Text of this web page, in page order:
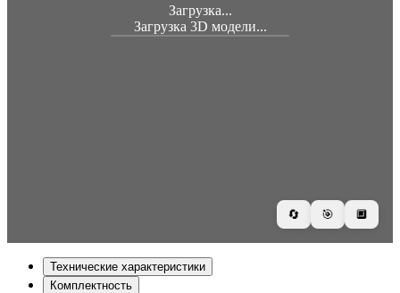
Загрузка...
Загрузка 3D модели...
🔄 🎯 🔲
Технические характеристики
Комплектность